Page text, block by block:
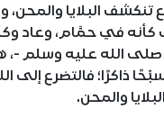
تنكشف البلايا
كأنه في حمَّام، وعاد
الله عليه وسلم -،
ذاكرًا؛ فالتضرع إلى
والمحن.